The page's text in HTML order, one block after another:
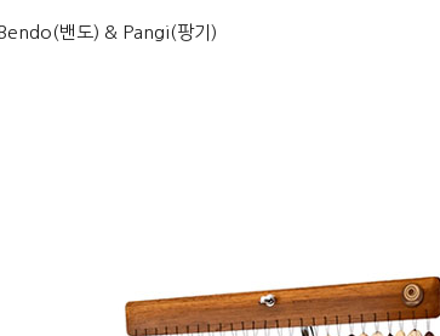
밴도) & Pangi(팡기)